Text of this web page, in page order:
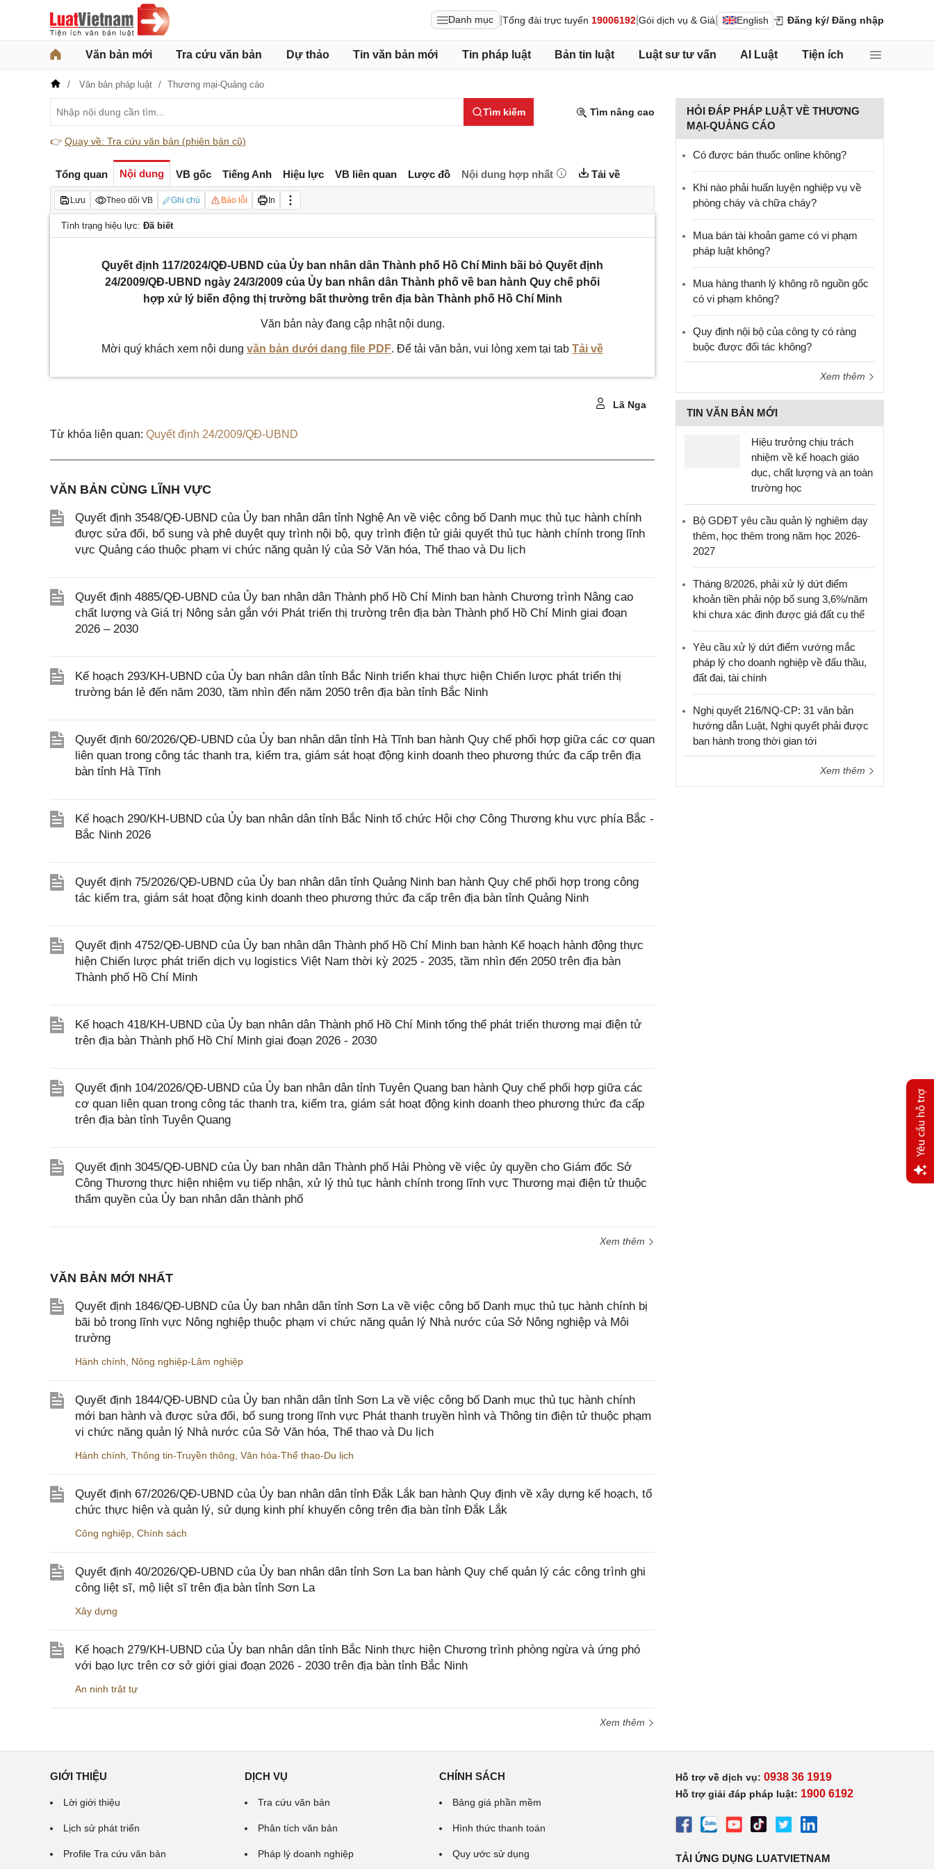
Danh mục Tổng đài trực tuyến 19006192 Gói dịch vụ & Giá English Đăng ký/ Đăng nhập
Văn bản mới Tra cứu văn bản Dự thảo Tin văn bản mới Tin pháp luật Bản tin luật Luật sư tư vấn AI Luật Tiện ích
Văn bản pháp luật Thương mại-Quảng cáo
Tìm kiếm Tìm nâng cao
👉 Quay về: Tra cứu văn bản (phiên bản cũ)
Tổng quan Nội dung VB gốc Tiếng Anh Hiệu lực VB liên quan Lược đồ Nội dung hợp nhất Tải về
Lưu Theo dõi VB Ghi chú Báo lỗi In
Tình trạng hiệu lực: Đã biết
Quyết định 117/2024/QĐ-UBND của Ủy ban nhân dân Thành phố Hồ Chí Minh bãi bỏ Quyết định
24/2009/QĐ-UBND ngày 24/3/2009 của Ủy ban nhân dân Thành phố về ban hành Quy chế phối
hợp xử lý biến động thị trường bất thường trên địa bàn Thành phố Hồ Chí Minh
Văn bản này đang cập nhật nội dung.
Mời quý khách xem nội dung văn bản dưới dạng file PDF. Để tải văn bản, vui lòng xem tại tab Tải về
Lã Nga
Từ khóa liên quan: Quyết định 24/2009/QĐ-UBND
VĂN BẢN CÙNG LĨNH VỰC
Quyết định 3548/QĐ-UBND của Ủy ban nhân dân tỉnh Nghệ An về việc công bố Danh mục thủ tục hành chính
được sửa đổi, bổ sung và phê duyệt quy trình nội bộ, quy trình điện tử giải quyết thủ tục hành chính trong lĩnh
vực Quảng cáo thuộc phạm vi chức năng quản lý của Sở Văn hóa, Thể thao và Du lịch
Quyết định 4885/QĐ-UBND của Ủy ban nhân dân Thành phố Hồ Chí Minh ban hành Chương trình Nâng cao
chất lượng và Giá trị Nông sản gắn với Phát triển thị trường trên địa bàn Thành phố Hồ Chí Minh giai đoạn
2026 – 2030
Kế hoạch 293/KH-UBND của Ủy ban nhân dân tỉnh Bắc Ninh triển khai thực hiện Chiến lược phát triển thị
trường bán lẻ đến năm 2030, tầm nhìn đến năm 2050 trên địa bàn tỉnh Bắc Ninh
Quyết định 60/2026/QĐ-UBND của Ủy ban nhân dân tỉnh Hà Tĩnh ban hành Quy chế phối hợp giữa các cơ quan
liên quan trong công tác thanh tra, kiểm tra, giám sát hoạt động kinh doanh theo phương thức đa cấp trên địa
bàn tỉnh Hà Tĩnh
Kế hoạch 290/KH-UBND của Ủy ban nhân dân tỉnh Bắc Ninh tổ chức Hội chợ Công Thương khu vực phía Bắc -
Bắc Ninh 2026
Quyết định 75/2026/QĐ-UBND của Ủy ban nhân dân tỉnh Quảng Ninh ban hành Quy chế phối hợp trong công
tác kiểm tra, giám sát hoạt động kinh doanh theo phương thức đa cấp trên địa bàn tỉnh Quảng Ninh
Quyết định 4752/QĐ-UBND của Ủy ban nhân dân Thành phố Hồ Chí Minh ban hành Kế hoạch hành động thực
hiện Chiến lược phát triển dịch vụ logistics Việt Nam thời kỳ 2025 - 2035, tầm nhìn đến 2050 trên địa bàn
Thành phố Hồ Chí Minh
Kế hoạch 418/KH-UBND của Ủy ban nhân dân Thành phố Hồ Chí Minh tổng thể phát triển thương mại điện tử
trên địa bàn Thành phố Hồ Chí Minh giai đoạn 2026 - 2030
Quyết định 104/2026/QĐ-UBND của Ủy ban nhân dân tỉnh Tuyên Quang ban hành Quy chế phối hợp giữa các
cơ quan liên quan trong công tác thanh tra, kiểm tra, giám sát hoạt động kinh doanh theo phương thức đa cấp
trên địa bàn tỉnh Tuyên Quang
Quyết định 3045/QĐ-UBND của Ủy ban nhân dân Thành phố Hải Phòng về việc ủy quyền cho Giám đốc Sở
Công Thương thực hiện nhiệm vụ tiếp nhận, xử lý thủ tục hành chính trong lĩnh vực Thương mại điện tử thuộc
thẩm quyền của Ủy ban nhân dân thành phố
Xem thêm
VĂN BẢN MỚI NHẤT
Quyết định 1846/QĐ-UBND của Ủy ban nhân dân tỉnh Sơn La về việc công bố Danh mục thủ tục hành chính bị
bãi bỏ trong lĩnh vực Nông nghiệp thuộc phạm vi chức năng quản lý Nhà nước của Sở Nông nghiệp và Môi
trường
Hành chính Nông nghiệp-Lâm nghiệp
Quyết định 1844/QĐ-UBND của Ủy ban nhân dân tỉnh Sơn La về việc công bố Danh mục thủ tục hành chính
mới ban hành và được sửa đổi, bổ sung trong lĩnh vực Phát thanh truyền hình và Thông tin điện tử thuộc phạm
vi chức năng quản lý Nhà nước của Sở Văn hóa, Thể thao và Du lịch
Hành chính Thông tin-Truyền thông Văn hóa-Thể thao-Du lịch
Quyết định 67/2026/QĐ-UBND của Ủy ban nhân dân tỉnh Đắk Lắk ban hành Quy định về xây dựng kế hoạch, tổ
chức thực hiện và quản lý, sử dụng kinh phí khuyến công trên địa bàn tỉnh Đắk Lắk
Công nghiệp Chính sách
Quyết định 40/2026/QĐ-UBND của Ủy ban nhân dân tỉnh Sơn La ban hành Quy chế quản lý các công trình ghi
công liệt sĩ, mộ liệt sĩ trên địa bàn tỉnh Sơn La
Xây dựng
Kế hoạch 279/KH-UBND của Ủy ban nhân dân tỉnh Bắc Ninh thực hiện Chương trình phòng ngừa và ứng phó
với bạo lực trên cơ sở giới giai đoạn 2026 - 2030 trên địa bàn tỉnh Bắc Ninh
An ninh trật tự
Xem thêm
HỎI ĐÁP PHÁP LUẬT VỀ THƯƠNG
MẠI-QUẢNG CÁO
Có được bán thuốc online không?
Khi nào phải huấn luyện nghiệp vụ về
phòng cháy và chữa cháy?
Mua bán tài khoản game có vi phạm
pháp luật không?
Mua hàng thanh lý không rõ nguồn gốc
có vi phạm không?
Quy định nội bộ của công ty có ràng
buộc được đối tác không?
Xem thêm
TIN VĂN BẢN MỚI
Hiệu trưởng chịu trách
nhiệm về kế hoạch giáo
dục, chất lượng và an toàn
trường học
Bộ GDĐT yêu cầu quản lý nghiêm dạy
thêm, học thêm trong năm học 2026-
2027
Tháng 8/2026, phải xử lý dứt điểm
khoản tiền phải nộp bổ sung 3,6%/năm
khi chưa xác định được giá đất cụ thể
Yêu cầu xử lý dứt điểm vướng mắc
pháp lý cho doanh nghiệp về đấu thầu,
đất đai, tài chính
Nghị quyết 216/NQ-CP: 31 văn bản
hướng dẫn Luật, Nghị quyết phải được
ban hành trong thời gian tới
Xem thêm
GIỚI THIỆU
Lời giới thiệu
Lịch sử phát triển
Profile Tra cứu văn bản
DỊCH VỤ
Tra cứu văn bản
Phân tích văn bản
Pháp lý doanh nghiệp
CHÍNH SÁCH
Bảng giá phần mềm
Hình thức thanh toán
Quy ước sử dụng
Hỗ trợ về dịch vụ: 0938 36 1919
Hỗ trợ giải đáp pháp luật: 1900 6192
TẢI ỨNG DỤNG LUATVIETNAM